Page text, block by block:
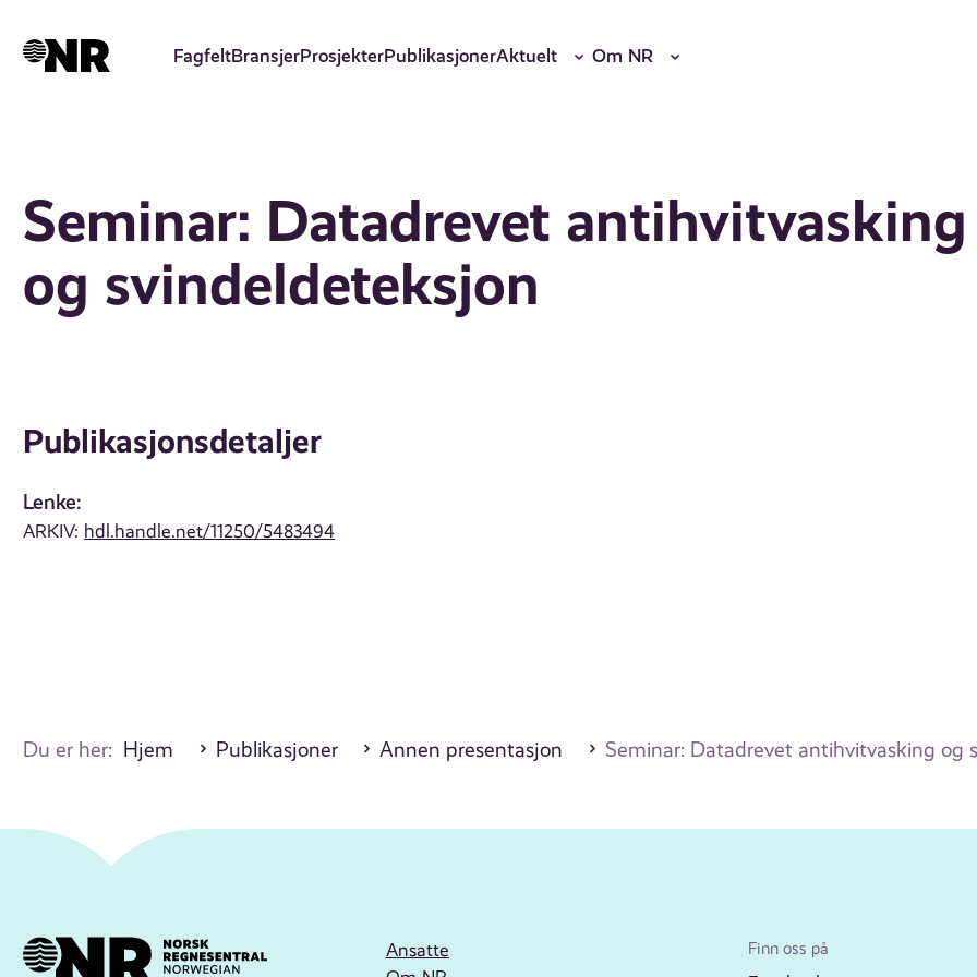
hovedinnhold
FagfeltBransjerProsjekterPublikasjonerAktuelt Om NR
Seminar: Datadrevet antihvitvasking
og svindeldeteksjon
Publikasjonsdetaljer
Lenke:
ARKIV: hdl.handle.net/11250/5483494
Du er her: Hjem Publikasjoner Annen presentasjon Seminar: Datadrevet antihvitvasking og
Ansatte
Finn oss på